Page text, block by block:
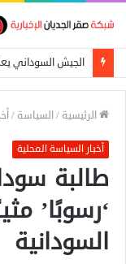
الرئيسية /السياسة /
أخبار السياسة المحلية
طالبة
‘رسوبًا’
السودانية